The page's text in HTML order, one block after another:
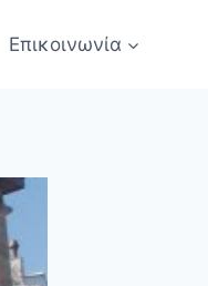
Επικοινωνία